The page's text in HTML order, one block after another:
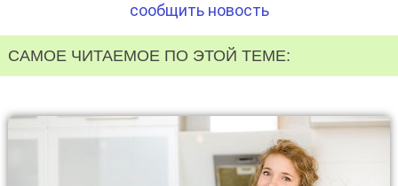
сообщить новость
САМОЕ ЧИТАЕМОЕ ПО ЭТОЙ ТЕМЕ: